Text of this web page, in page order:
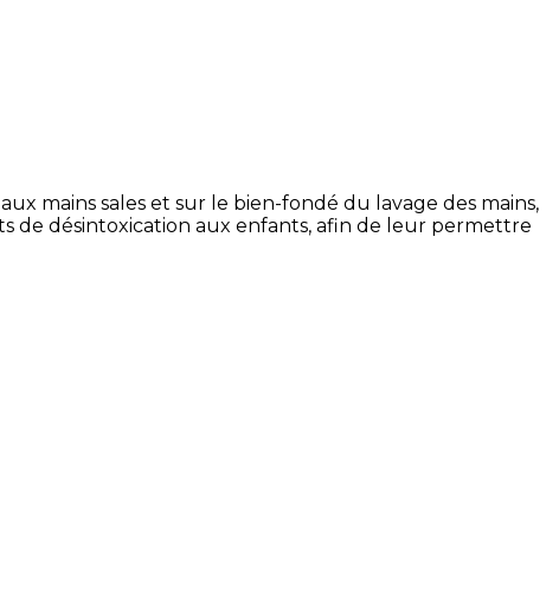
mains sales et sur le bien-fondé du lavage des mains,
de désintoxication aux enfants, afin de leur permettre